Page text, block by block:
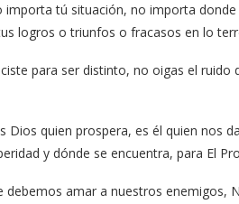
importa tú situación, no importa
logros o triunfos o fracasos en lo
para ser distinto, no oigas el
Dios quien prospera, es él quien nos
y dónde se encuentra, para El
debemos amar a nuestros